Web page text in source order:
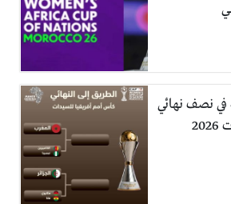
في نصف نهائي